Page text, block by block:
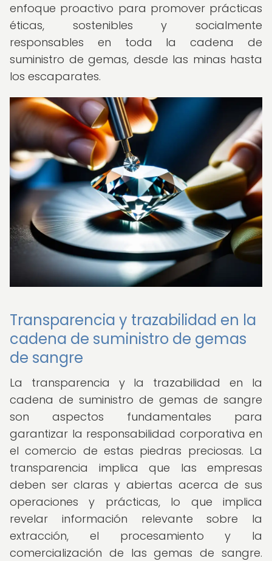
enfoque proactivo para promover prácticas
éticas, sostenibles y socialmente
responsables en toda la cadena de
suministro de gemas, desde las minas hasta
los escaparates.
Transparencia y trazabilidad en la
cadena de suministro de gemas
de sangre
La transparencia y la trazabilidad en la
cadena de suministro de gemas de sangre
son aspectos fundamentales para
garantizar la responsabilidad corporativa en
el comercio de estas piedras preciosas. La
transparencia implica que las empresas
deben ser claras y abiertas acerca de sus
operaciones y prácticas, lo que implica
revelar información relevante sobre la
extracción, el procesamiento y la
comercialización de las gemas de sangre.